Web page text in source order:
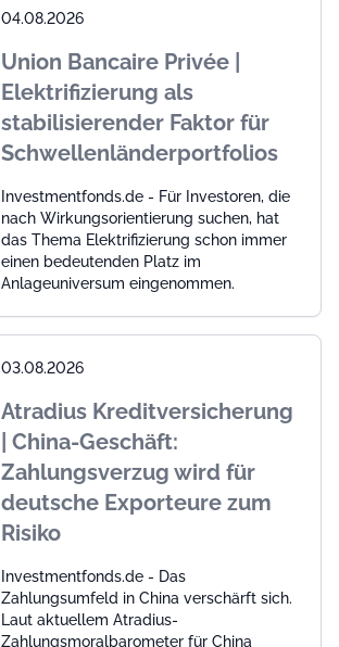
04.08.2026
Union Bancaire Privée |
Elektrifizierung als
stabilisierender Faktor für
Schwellenländerportfolios
Investmentfonds.de - Für Investoren, die
nach Wirkungsorientierung suchen, hat
das Thema Elektrifizierung schon immer
einen bedeutenden Platz im
Anlageuniversum eingenommen.
03.08.2026
Atradius Kreditversicherung
| China-Geschäft:
Zahlungsverzug wird für
deutsche Exporteure zum
Risiko
Investmentfonds.de - Das
Zahlungsumfeld in China verschärft sich.
Laut aktuellem Atradius-
Zahlungsmoralbarometer für China